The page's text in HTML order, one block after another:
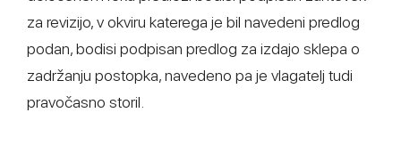
za revizijo, v okviru katerega je bil navedeni predlog
podan, bodisi podpisan predlog za izdajo sklepa o
zadržanju postopka, navedeno pa je vlagatelj tudi
pravočasno storil.